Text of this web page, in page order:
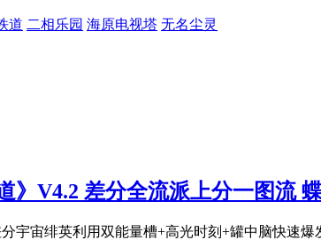
道 二相乐园 海原电视塔 无名尘灵
》V4.2 差分全流派上分一图流
分宇宙绯英利用双能量槽+高光时刻+罐中脑快速